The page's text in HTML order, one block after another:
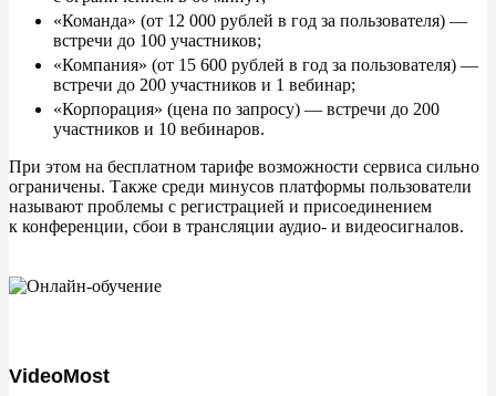
«Команда» (от 12 000 рублей в год за пользователя) —
встречи до 100 участников;
«Компания» (от 15 600 рублей в год за пользователя) —
встречи до 200 участников и 1 вебинар;
«Корпорация» (цена по запросу) — встречи до 200
участников и 10 вебинаров.
При этом на бесплатном тарифе возможности сервиса сильно
ограничены. Также среди минусов платформы пользователи
называют проблемы с регистрацией и присоединением
к конференции, сбои в трансляции аудио- и видеосигналов.
VideoMost